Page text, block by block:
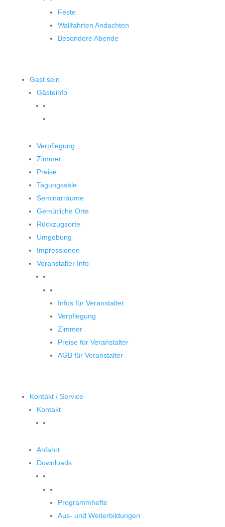
Feste
Wallfahrten Andachten
Besondere Abende
Gast sein
Gästeinfo
Verpflegung
Zimmer
Preise
Tagungssäle
Seminarräume
Gemütliche Orte
Rückzugsorte
Umgebung
Impressionen
Veranstalter Info
Infos für Veranstalter
Verpflegung
Zimmer
Preise für Veranstalter
AGB für Veranstalter
Kontakt / Service
Kontakt
Anfahrt
Downloads
Programmhefte
Aus- und Weiterbildungen